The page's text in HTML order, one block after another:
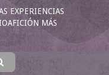
EXPERIENCIAS
MÁS
Search